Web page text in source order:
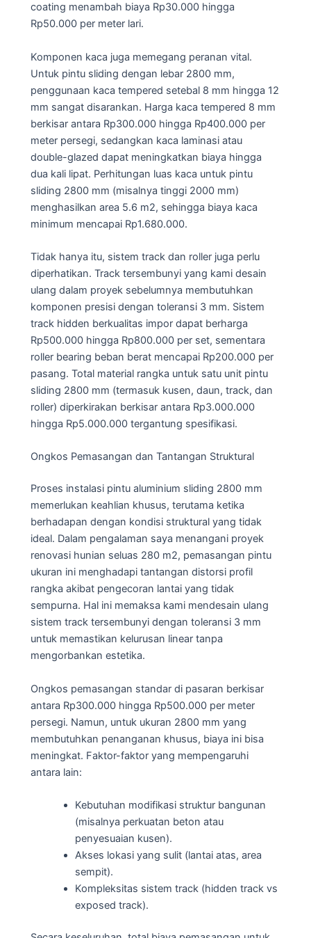
coating menambah biaya Rp30.000 hingga
Rp50.000 per meter lari.
Komponen kaca juga memegang peranan vital.
Untuk pintu sliding dengan lebar 2800 mm,
penggunaan kaca tempered setebal 8 mm hingga 12
mm sangat disarankan. Harga kaca tempered 8 mm
berkisar antara Rp300.000 hingga Rp400.000 per
meter persegi, sedangkan kaca laminasi atau
double-glazed dapat meningkatkan biaya hingga
dua kali lipat. Perhitungan luas kaca untuk pintu
sliding 2800 mm (misalnya tinggi 2000 mm)
menghasilkan area 5.6 m2, sehingga biaya kaca
minimum mencapai Rp1.680.000.
Tidak hanya itu, sistem track dan roller juga perlu
diperhatikan. Track tersembunyi yang kami desain
ulang dalam proyek sebelumnya membutuhkan
komponen presisi dengan toleransi 3 mm. Sistem
track hidden berkualitas impor dapat berharga
Rp500.000 hingga Rp800.000 per set, sementara
roller bearing beban berat mencapai Rp200.000 per
pasang. Total material rangka untuk satu unit pintu
sliding 2800 mm (termasuk kusen, daun, track, dan
roller) diperkirakan berkisar antara Rp3.000.000
hingga Rp5.000.000 tergantung spesifikasi.
Ongkos Pemasangan dan Tantangan Struktural
Proses instalasi pintu aluminium sliding 2800 mm
memerlukan keahlian khusus, terutama ketika
berhadapan dengan kondisi struktural yang tidak
ideal. Dalam pengalaman saya menangani proyek
renovasi hunian seluas 280 m2, pemasangan pintu
ukuran ini menghadapi tantangan distorsi profil
rangka akibat pengecoran lantai yang tidak
sempurna. Hal ini memaksa kami mendesain ulang
sistem track tersembunyi dengan toleransi 3 mm
untuk memastikan kelurusan linear tanpa
mengorbankan estetika.
Ongkos pemasangan standar di pasaran berkisar
antara Rp300.000 hingga Rp500.000 per meter
persegi. Namun, untuk ukuran 2800 mm yang
membutuhkan penanganan khusus, biaya ini bisa
meningkat. Faktor-faktor yang mempengaruhi
antara lain:
Kebutuhan modifikasi struktur bangunan
(misalnya perkuatan beton atau
penyesuaian kusen).
Akses lokasi yang sulit (lantai atas, area
sempit).
Kompleksitas sistem track (hidden track vs
exposed track).